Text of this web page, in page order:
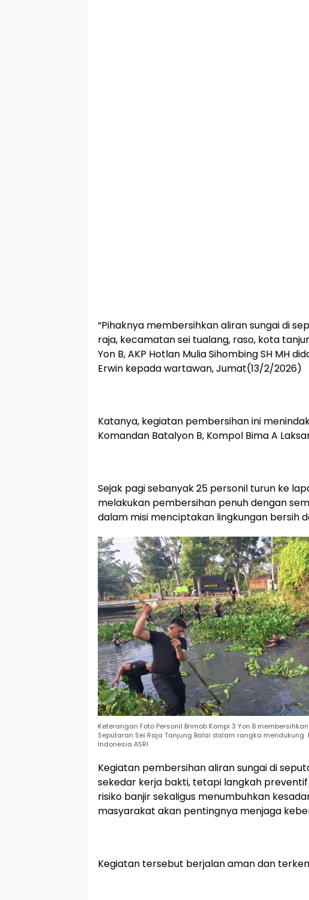
“Pihaknya membersihkan aliran sungai di
raja, kecamatan sei tualang, raso, kota
Yon B, AKP Hotlan Mulia Sihombing SH MH
Erwin kepada wartawan, Jumat(13/2/2026)
Katanya, kegiatan pembersihan ini
Komandan Batalyon B, Kompol Bima A
Sejak pagi sebanyak 25 personil turun ke
melakukan pembersihan penuh dengan
dalam misi menciptakan lingkungan bersih
Keterangan Foto Personil Brimob Kompi 3 Yon B
Seputaran Sei Raja Tanjung Balai dalam rangka mendukung
Indonesia ASRI
Kegiatan pembersihan aliran sungai di
sekedar kerja bakti, tetapi langkah
risiko banjir sekaligus menumbuhkan
masyarakat akan pentingnya menjaga
Kegiatan tersebut berjalan aman dan